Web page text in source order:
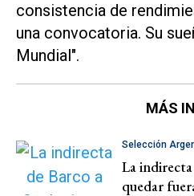
consistencia de
una convocatoria. Su
Mundial".
MÁS
Selección
La indirecta
quedar